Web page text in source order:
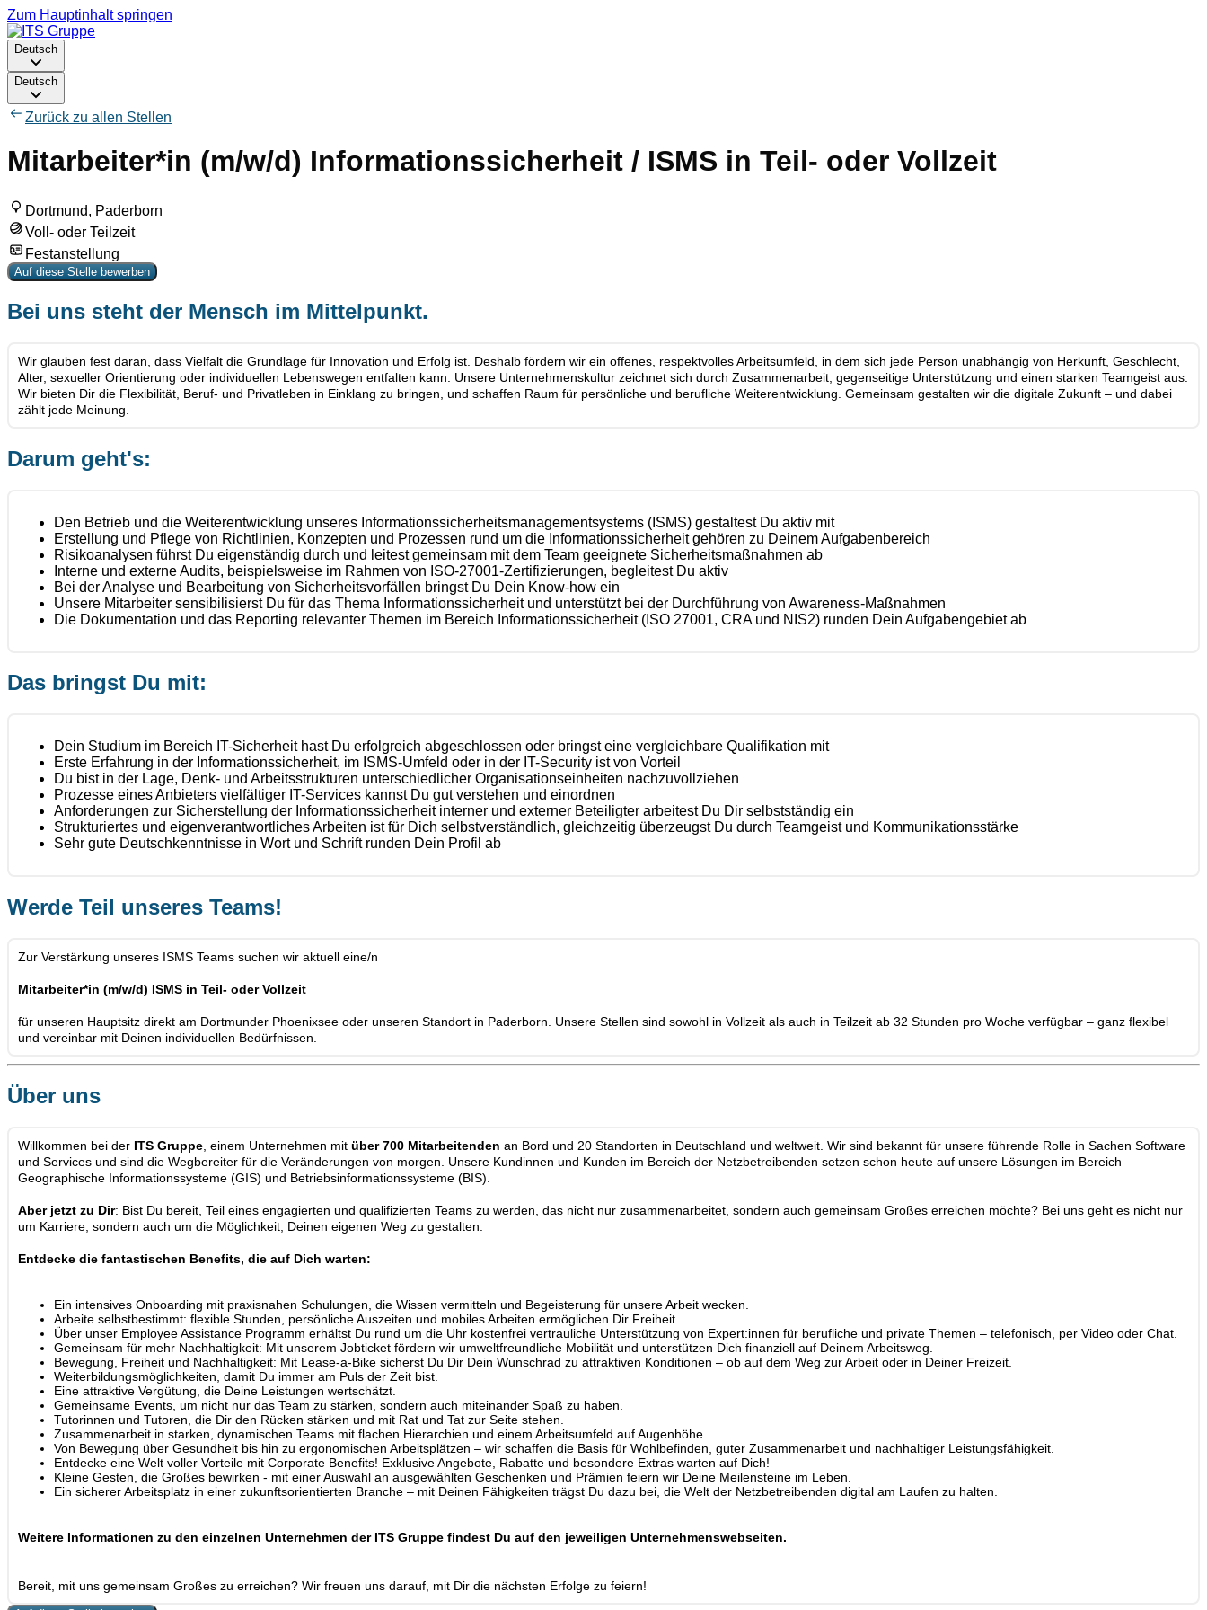
Zum Hauptinhalt springen
Deutsch
Deutsch
Zurück zu allen Stellen
Mitarbeiter*in (m/w/d) Informationssicherheit / ISMS in Teil- oder Vollzeit
Dortmund, Paderborn
Voll- oder Teilzeit
Festanstellung
Auf diese Stelle bewerben
Bei uns steht der Mensch im Mittelpunkt.
Wir glauben fest daran, dass Vielfalt die Grundlage für Innovation und Erfolg ist. Deshalb fördern wir ein offenes, respektvolles Arbeitsumfeld, in dem sich jede Person unabhängig von Herkunft, Geschlecht,
Alter, sexueller Orientierung oder individuellen Lebenswegen entfalten kann. Unsere Unternehmenskultur zeichnet sich durch Zusammenarbeit, gegenseitige Unterstützung und einen starken Teamgeist aus.
Wir bieten Dir die Flexibilität, Beruf- und Privatleben in Einklang zu bringen, und schaffen Raum für persönliche und berufliche Weiterentwicklung. Gemeinsam gestalten wir die digitale Zukunft – und dabei
zählt jede Meinung.
Darum geht's:
Den Betrieb und die Weiterentwicklung unseres Informationssicherheitsmanagementsystems (ISMS) gestaltest Du aktiv mit
Erstellung und Pflege von Richtlinien, Konzepten und Prozessen rund um die Informationssicherheit gehören zu Deinem Aufgabenbereich
Risikoanalysen führst Du eigenständig durch und leitest gemeinsam mit dem Team geeignete Sicherheitsmaßnahmen ab
Interne und externe Audits, beispielsweise im Rahmen von ISO-27001-Zertifizierungen, begleitest Du aktiv
Bei der Analyse und Bearbeitung von Sicherheitsvorfällen bringst Du Dein Know-how ein
Unsere Mitarbeiter sensibilisierst Du für das Thema Informationssicherheit und unterstützt bei der Durchführung von Awareness-Maßnahmen
Die Dokumentation und das Reporting relevanter Themen im Bereich Informationssicherheit (ISO 27001, CRA und NIS2) runden Dein Aufgabengebiet ab
Das bringst Du mit:
Dein Studium im Bereich IT-Sicherheit hast Du erfolgreich abgeschlossen oder bringst eine vergleichbare Qualifikation mit
Erste Erfahrung in der Informationssicherheit, im ISMS-Umfeld oder in der IT-Security ist von Vorteil
Du bist in der Lage, Denk- und Arbeitsstrukturen unterschiedlicher Organisationseinheiten nachzuvollziehen
Prozesse eines Anbieters vielfältiger IT-Services kannst Du gut verstehen und einordnen
Anforderungen zur Sicherstellung der Informationssicherheit interner und externer Beteiligter arbeitest Du Dir selbstständig ein
Strukturiertes und eigenverantwortliches Arbeiten ist für Dich selbstverständlich, gleichzeitig überzeugst Du durch Teamgeist und Kommunikationsstärke
Sehr gute Deutschkenntnisse in Wort und Schrift runden Dein Profil ab
Werde Teil unseres Teams!
Zur Verstärkung unseres ISMS Teams suchen wir aktuell eine/n
Mitarbeiter*in (m/w/d) ISMS in Teil- oder Vollzeit
für unseren Hauptsitz direkt am Dortmunder Phoenixsee oder unseren Standort in Paderborn. Unsere Stellen sind sowohl in Vollzeit als auch in Teilzeit ab 32 Stunden pro Woche verfügbar – ganz flexibel
und vereinbar mit Deinen individuellen Bedürfnissen.
Über uns
Willkommen bei der ITS Gruppe , einem Unternehmen mit über 700 Mitarbeitenden an Bord und 20 Standorten in Deutschland und weltweit. Wir sind bekannt für unsere führende Rolle in Sachen Software
und Services und sind die Wegbereiter für die Veränderungen von morgen. Unsere Kundinnen und Kunden im Bereich der Netzbetreibenden setzen schon heute auf unsere Lösungen im Bereich
Geographische Informationssysteme (GIS) und Betriebsinformationssysteme (BIS).
Aber jetzt zu Dir: Bist Du bereit, Teil eines engagierten und qualifizierten Teams zu werden, das nicht nur zusammenarbeitet, sondern auch gemeinsam Großes erreichen möchte? Bei uns geht es nicht nur
um Karriere, sondern auch um die Möglichkeit, Deinen eigenen Weg zu gestalten.
Entdecke die fantastischen Benefits, die auf Dich warten:
Ein intensives Onboarding mit praxisnahen Schulungen, die Wissen vermitteln und Begeisterung für unsere Arbeit wecken.
Arbeite selbstbestimmt: flexible Stunden, persönliche Auszeiten und mobiles Arbeiten ermöglichen Dir Freiheit.
Über unser Employee Assistance Programm erhältst Du rund um die Uhr kostenfrei vertrauliche Unterstützung von Expert:innen für berufliche und private Themen – telefonisch, per Video oder Chat.
Gemeinsam für mehr Nachhaltigkeit: Mit unserem Jobticket fördern wir umweltfreundliche Mobilität und unterstützen Dich finanziell auf Deinem Arbeitsweg.
Bewegung, Freiheit und Nachhaltigkeit: Mit Lease-a-Bike sicherst Du Dir Dein Wunschrad zu attraktiven Konditionen – ob auf dem Weg zur Arbeit oder in Deiner Freizeit.
Weiterbildungsmöglichkeiten, damit Du immer am Puls der Zeit bist.
Eine attraktive Vergütung, die Deine Leistungen wertschätzt.
Gemeinsame Events, um nicht nur das Team zu stärken, sondern auch miteinander Spaß zu haben.
Tutorinnen und Tutoren, die Dir den Rücken stärken und mit Rat und Tat zur Seite stehen.
Zusammenarbeit in starken, dynamischen Teams mit flachen Hierarchien und einem Arbeitsumfeld auf Augenhöhe.
Von Bewegung über Gesundheit bis hin zu ergonomischen Arbeitsplätzen – wir schaffen die Basis für Wohlbefinden, guter Zusammenarbeit und nachhaltiger Leistungsfähigkeit.
Entdecke eine Welt voller Vorteile mit Corporate Benefits! Exklusive Angebote, Rabatte und besondere Extras warten auf Dich!
Kleine Gesten, die Großes bewirken - mit einer Auswahl an ausgewählten Geschenken und Prämien feiern wir Deine Meilensteine im Leben.
Ein sicherer Arbeitsplatz in einer zukunftsorientierten Branche – mit Deinen Fähigkeiten trägst Du dazu bei, die Welt der Netzbetreibenden digital am Laufen zu halten.
Weitere Informationen zu den einzelnen Unternehmen der ITS Gruppe findest Du auf den jeweiligen Unternehmenswebseiten.
Bereit, mit uns gemeinsam Großes zu erreichen? Wir freuen uns darauf, mit Dir die nächsten Erfolge zu feiern!